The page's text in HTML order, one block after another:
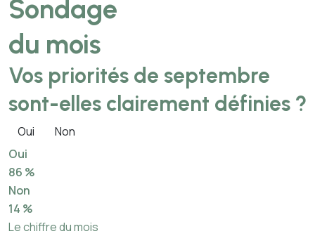
Sondage
du mois
Vos priorités de septembre
sont-elles clairement définies ?
Oui
Non
Oui
86 %
Non
14 %
Le chiffre du mois